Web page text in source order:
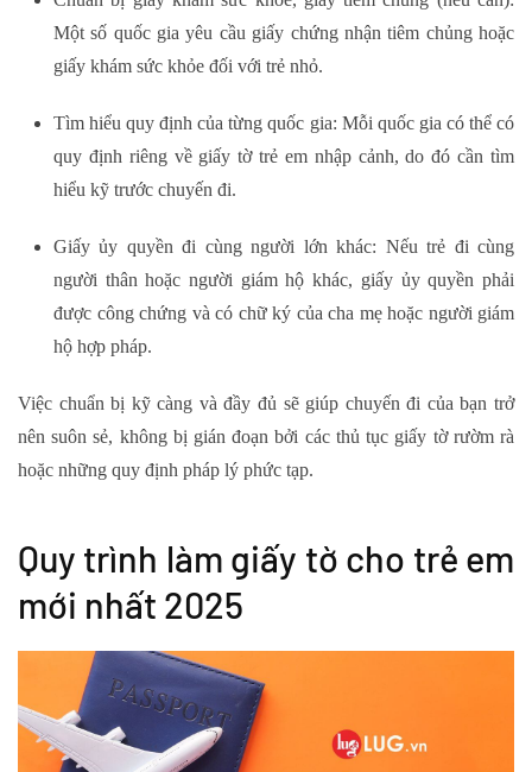
Một số quốc gia yêu cầu giấy chứng nhận tiêm chủng hoặc
giấy khám sức khỏe đối với trẻ nhỏ.
Tìm hiểu quy định của từng quốc gia: Mỗi quốc gia có thể có
quy định riêng về giấy tờ trẻ em nhập cảnh, do đó cần tìm
hiểu kỹ trước chuyến đi.
Giấy ủy quyền đi cùng người lớn khác: Nếu trẻ đi cùng
người thân hoặc người giám hộ khác, giấy ủy quyền phải
được công chứng và có chữ ký của cha mẹ hoặc người giám
hộ hợp pháp.
Việc chuẩn bị kỹ càng và đầy đủ sẽ giúp chuyến đi của bạn trở
nên suôn sẻ, không bị gián đoạn bởi các thủ tục giấy tờ rườm rà
hoặc những quy định pháp lý phức tạp.
Quy trình làm giấy tờ cho trẻ em
mới nhất 2025